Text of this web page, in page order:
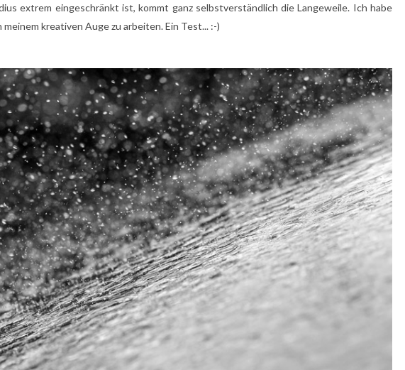
extrem eingeschränkt ist, kommt ganz selbstverständlich die Langeweile. Ich habe
kreativen Auge zu arbeiten. Ein Test... :-)